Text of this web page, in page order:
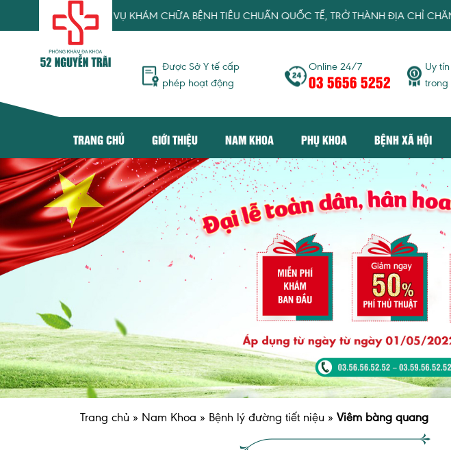
TỚI DỊCH VỤ KHÁM CHỮA BỆNH TIÊU CHUẨN QUỐC TẾ, TRỞ THÀNH ĐỊA CHỈ CHĂM
Được Sở Y tế cấp
phép hoạt động
Online 24/7
03 5656 5252
Uy
trong
TRANG CHỦ GIỚI THIỆU NAM KHOA PHỤ KHOA BỆNH XÃ HỘI
Trang chủ » Nam Khoa » Bệnh lý đường tiết niệu » Viêm bàng quang